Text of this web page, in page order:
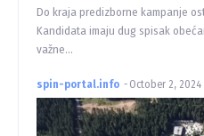
Do kraja predizborne kampanje
Kandidata imaju dug spisak
važne...
spin-portal.info - October 2, 2024